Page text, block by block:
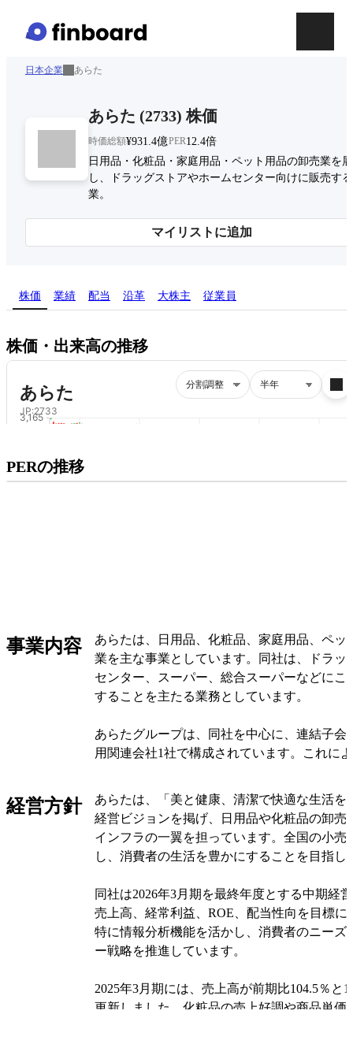
日本企業 あらた
あらた (2733) 株価
時価総額¥931.4億PER12.4倍
日用品・化粧品・家庭用品・ペット用品の卸売業を
し、ドラッグストアやホームセンター向けに販売す
業。
マイリストに追加
株価 業績 配当 沿革 大株主 従業員
株価・出来高の推移
PERの推移プレミアム会員にご登録いただくと、
PERの推移にアクセスできます。
事業内容
あらたは、日用品、化粧品、家庭用品、ペッ
業を主な事業としています。同社は、ドラッ
センター、スーパー、総合スーパーなどにこ
することを主たる業務としています。
あらたグループは、同社を中心に、連結子会
用関連会社1社で構成されています。これに
また、あらたは店頭管理・フィールドサポー
います。これは、メーカーと共同で企画した
提供し、店頭での活性化を図るサービスです
トアマーケティングがこの事業を担当してい
オリジナルを見る
経営方針
あらたは、「美と健康、清潔で快適な生活を
経営ビジョンを掲げ、日用品や化粧品の卸売
インフラの一翼を担っています。全国の小売
し、消費者の生活を豊かにすることを目指し
同社は2026年3月期を最終年度とする中期経
売上高、経常利益、ROE、配当性向を目標に
特に情報分析機能を活かし、消費者のニーズ
ー戦略を推進しています。
2025年3月期には、売上高が前期比104.5％と
更新しました。化粧品の売上好調や商品単価